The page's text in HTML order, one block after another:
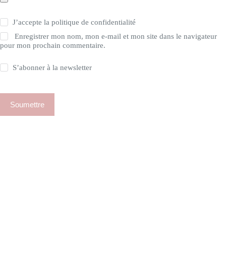
J’accepte lapolitique de confidentialité
Enregistrer mon nom, mon e-mail et mon site dans le navigateur
pour mon prochain commentaire.
S’abonner à la newsletter
Soumettre